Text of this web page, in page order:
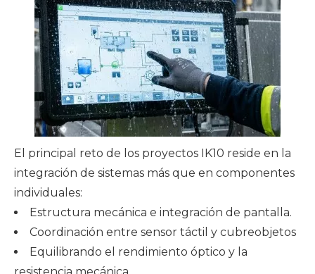
El principal reto de los proyectos IK10 reside en la
integración de sistemas más que en componentes
individuales:
Estructura mecánica e integración de pantalla.
Coordinación entre sensor táctil y cubreobjetos
Equilibrando el rendimiento óptico y la